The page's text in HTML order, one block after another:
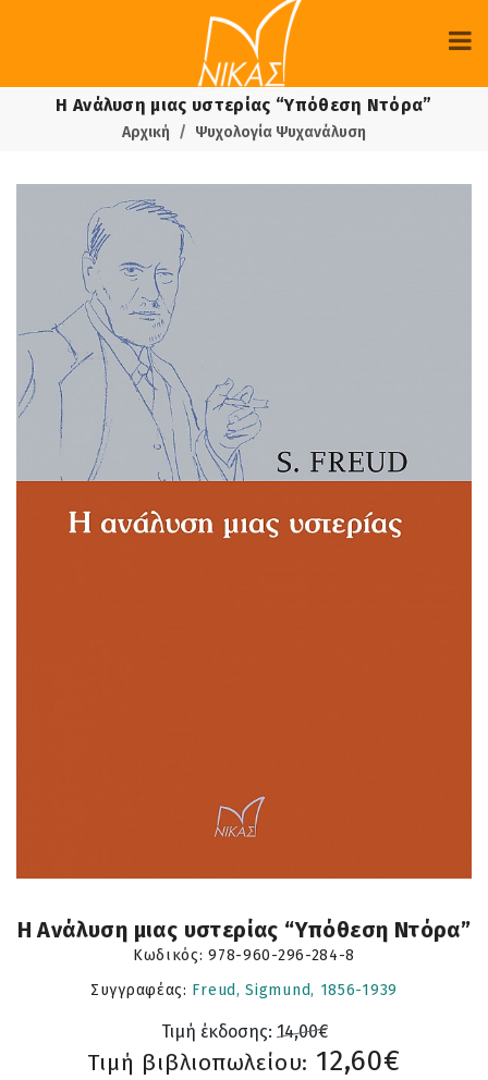
Η Ανάλυση μιας υστερίας “Υπόθεση Ντόρα”
Αρχική Ψυχολογία Ψυχανάλυση
Η Ανάλυση μιας υστερίας “Υπόθεση Ντόρα”
Κωδικός:978-960-296-284-8
Συγγραφέας: Freud, Sigmund, 1856-1939
Τιμή έκδοσης: 14,00€
Τιμή βιβλιοπωλείου: 12,60€